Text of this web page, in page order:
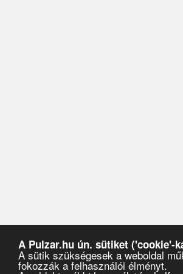
A Pulzar.hu ún. sütiket ('cookie'-
A sütik szükségesek a weboldal
fokozzák a felhasználói élményt.
Pulzar›Partyajánlók› 2018›március›30› Vera at Corvin Club